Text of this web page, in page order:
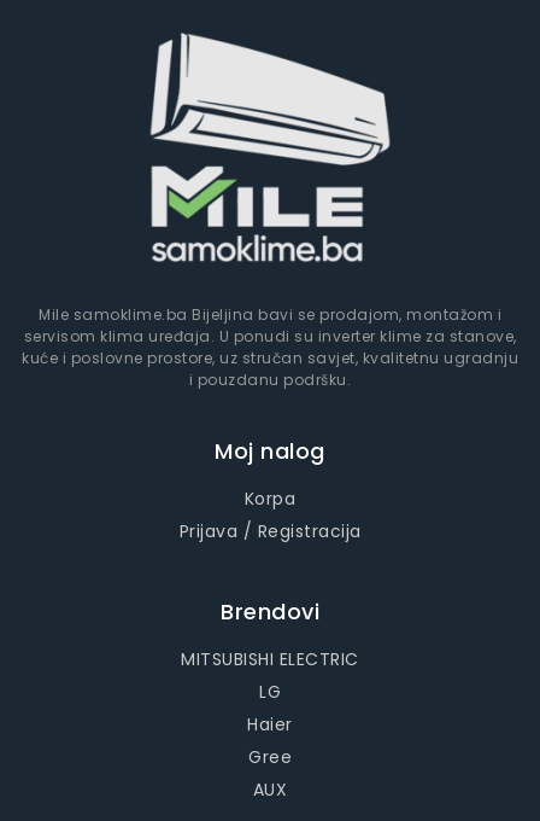
Mile samoklime.ba Bijeljina bavi se prodajom, montažom i
servisom klima uređaja. U ponudi su inverter klime za stanove,
kuće i poslovne prostore, uz stručan savjet, kvalitetnu ugradnju
i pouzdanu podršku.
Moj nalog
Korpa
Prijava / Registracija
Brendovi
MITSUBISHI ELECTRIC
LG
Haier
Gree
AUX